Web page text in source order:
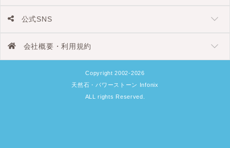
公式SNS
会社概要・利用規約
Copyright 2002-2026
天然石・パワーストーン Infonix
ALL rights Reserved.